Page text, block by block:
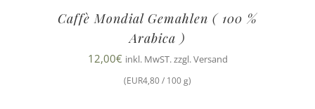
Caffè Mondial Gemahlen ( 100 %
Arabica )
12,00€ inkl. MwST. zzgl. Versand
(EUR4,80 / 100 g)